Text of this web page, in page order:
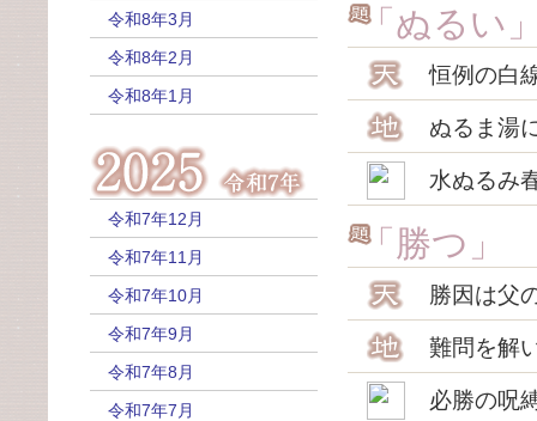
令和8年3月
令和8年2月
令和8年1月
令和7年12月
令和7年11月
令和7年10月
令和7年9月
令和7年8月
令和7年7月
「ぬるい
恒例の白
ぬるま湯
水ぬるみ
「勝つ」
勝因は父
難問を解
必勝の呪